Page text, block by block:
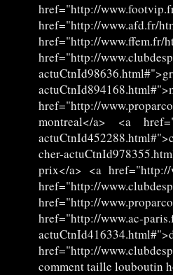
href="http://
href="http://www.afd.fr/
href="http://
href="http://
href="http://
montreal</a> <a
cher-
prix</a> <a href="http://
href="http://
href="http://
href="http://www.ac-
href="http://
comment taille louboutin